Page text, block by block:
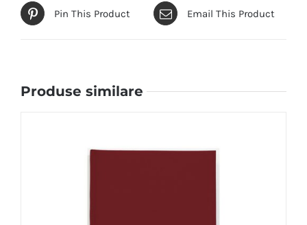
Pin This Product Email This Product
Produse similare